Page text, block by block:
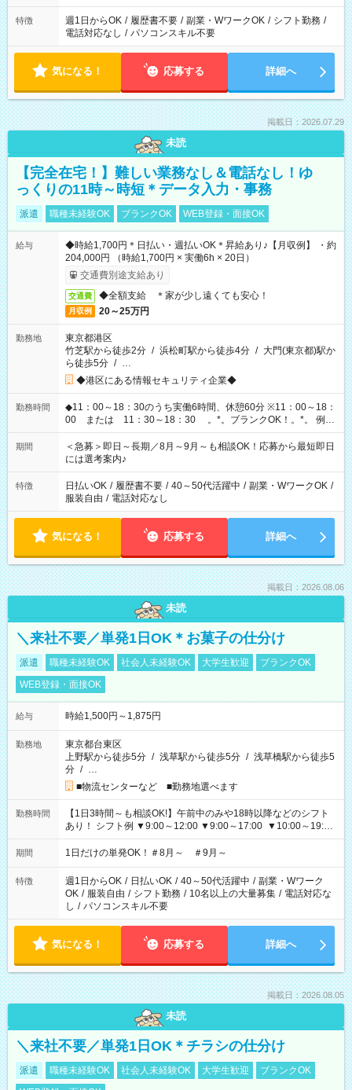
特徴 週1日からOK / 履歴書不要 / 副業・WワークOK / シフト勤務 /
電話対応なし / パソコンスキル不要
気になる！ 応募する 詳細へ
掲載日：2026.07.29
未読
【完全在宅！】難しい業務なし＆電話なし！ゆ
っくりの11時～時短＊データ入力・事務
派遣 職種未経験OK ブランクOK WEB登録・面接OK
給与
◆時給1,700円＊日払い・週払いOK＊昇給あり♪【月収例】 ・約
204,000円 （時給1,700円 × 実働6h × 20日）
交通費別途支給あり
交通費 ◆全額支給 ＊家が少し遠くても安心！
月収例 20～25万円
勤務地
東京都港区
竹芝駅から徒歩2分 / 浜松町駅から徒歩4分 / 大門(東京都)駅か
ら徒歩5分 / …
◆港区にある情報セキュリティ企業◆
勤務時間
◆11：00～18：30のうち実働6時間、休憩60分 ※11：00～18：
00 または 11：30～18：30 。*。ブランクOK！。*。 例え
ば前職が、 在宅/財団法人/事務/コールセンター/受付/販売/カフェ
スタッフ スイーツ販売/ホテルフロント/化粧品販売/など 様々な
業界から入社して活躍されています♪
期間
＜急募＞即日～長期／8月～9月～も相談OK！応募から最短即日
には選考案内♪
特徴 日払いOK / 履歴書不要 / 40～50代活躍中 / 副業・WワークOK /
服装自由 / 電話対応なし
気になる！ 応募する 詳細へ
掲載日：2026.08.06
未読
＼来社不要／単発1日OK＊お菓子の仕分け
派遣 職種未経験OK 社会人未経験OK 大学生歓迎
ブランクOK
WEB登録・面接OK
給与 時給1,500円～1,875円
勤務地
東京都台東区
上野駅から徒歩5分 / 浅草駅から徒歩5分 / 浅草橋駅から徒歩5
分 / …
■物流センターなど ■勤務地選べます
勤務時間
【1日3時間～も相談OK!】午前中のみや18時以降などのシフト
あり！ シフト例 ▼9:00～12:00 ▼9:00～17:00 ▼10:00～19:00
▼18:00～21:00
期間 1日だけの単発OK！＃8月～ ＃9月～
特徴 週1日からOK / 日払いOK / 40～50代活躍中 / 副業・Wワーク
OK / 服装自由 / シフト勤務 / 10名以上の大量募集 / 電話対応な
し / パソコンスキル不要
気になる！ 応募する 詳細へ
掲載日：2026.08.05
未読
＼来社不要／単発1日OK＊チラシの仕分け
派遣 職種未経験OK 社会人未経験OK 大学生歓迎
ブランクOK